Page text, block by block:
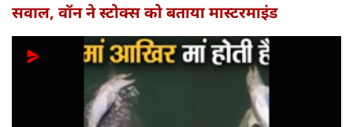
सवाल, वॉन ने स्टोक्स को बताया मास्टरमाइंड